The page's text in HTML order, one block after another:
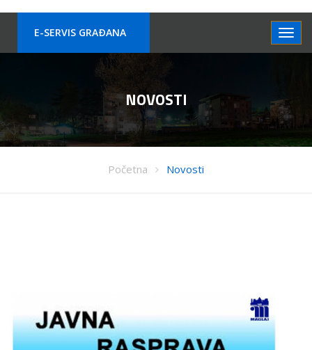
E-SERVIS GRAÐANA
NOVOSTI
Početna Novosti